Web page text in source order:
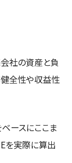
社の資産と負
全性や収益性
ベースにここま
を実際に算出